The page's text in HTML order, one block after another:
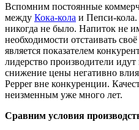
Вспомним постоянные
между Кока-кола и Пепси-
никогда не было. Напиток не
необходимости отстаивать
является показателем
лидерство производители
снижение цены негативно
Pepper вне конкуренции.
неизменным уже много лет.
Сравним условия